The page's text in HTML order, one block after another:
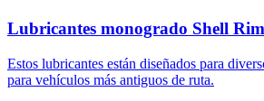
Lubricantes monogrado Shell
Estos lubricantes están diseñados para
para vehículos más antiguos de ruta.